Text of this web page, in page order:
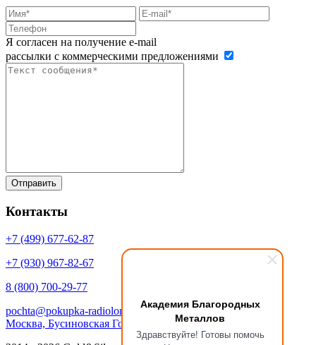
Академия Благородных
Металлов
Здравствуйте! Готовы помочь
Я согласен на получение e-mail
рассылки с коммерческими предложениями
Контакты
+7 (499) 677-62-87
+7 (930) 967-82-67
8 (800) 700-29-77
pochta@pokupka-radiolom.ru
Москва, Бусиновская Горка, 1Е с.5